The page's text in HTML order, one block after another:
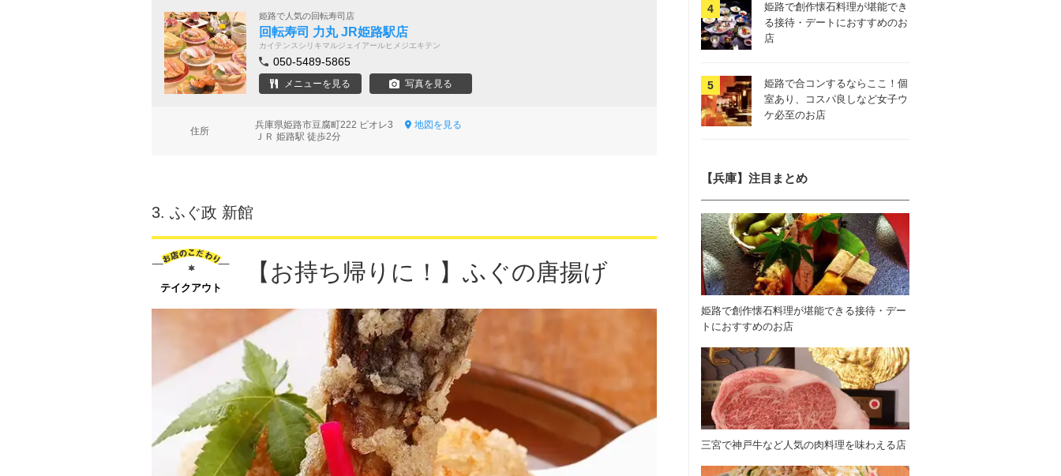
姫路で人気の回転寿司店
回転寿司 力丸 JR姫路駅店
カイテンスシリキマルジェイアールヒメジエキテン
050-5489-5865
メニューを見る 写真を見る
住所
兵庫県姫路市豆腐町222 ピオレ3
地図を見る
ＪＲ 姫路駅 徒歩2分
3. ふぐ政 新館
テイクアウト
【お持ち帰りに！】ふぐの唐揚げ
姫路で創作懐石料理が堪能でき
る接待・デートにおすすめのお
店
姫路で合コンするならここ！個
室あり、コスパ良しなど女子ウ
ケ必至のお店
【兵庫】注目まとめ
姫路で創作懐石料理が堪能できる接待・デー
トにおすすめのお店
三宮で神戸牛など人気の肉料理を味わえる店